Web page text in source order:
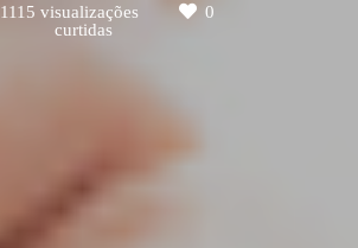
1115 visualizações
0
curtidas